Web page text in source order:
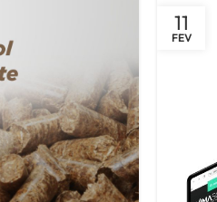
11
FEV